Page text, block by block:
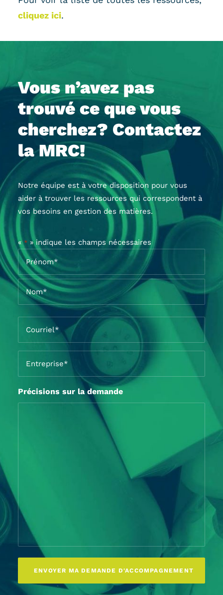
cliquez ici.
Vous n’avez pas
trouvé ce que vous
cherchez? Contactez
la MRC!
Notre équipe est à votre disposition pour vous
aider à trouver les ressources qui correspondent à
vos besoins en gestion des matières.
«* » indique les champs nécessaires
Nom
*
Prénom*
Précisions sur la demande